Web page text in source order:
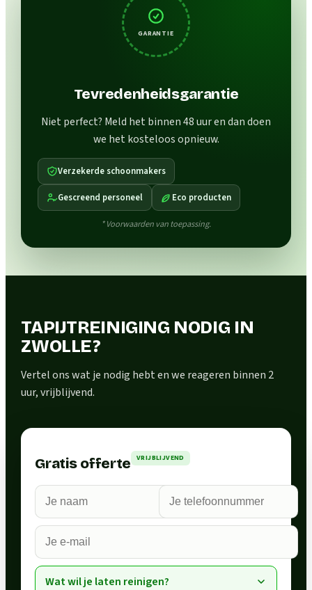
GARANTIE
Tevredenheidsgarantie
Niet perfect? Meld het binnen 48 uur en dan doen
we het kosteloos opnieuw.
Verzekerde schoonmakers
Gescreend personeel Eco producten
* Voorwaarden van toepassing.
TAPIJTREINIGING NODIG IN
ZWOLLE?
Vertel ons wat je nodig hebt en we reageren binnen 2
uur, vrijblijvend.
Gratis offerte VRIJBLIJVEND
Wat wil je laten reinigen?